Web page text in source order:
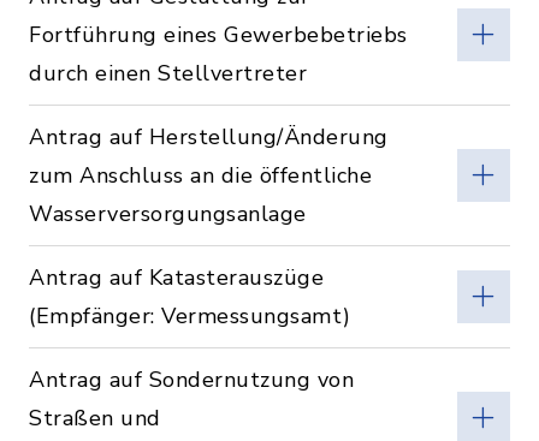
Fortführung eines Gewerbebetriebs
durch einen Stellvertreter
Antrag auf Herstellung/Änderung
zum Anschluss an die öffentliche
Wasserversorgungsanlage
Antrag auf Katasterauszüge
(Empfänger: Vermessungsamt)
Antrag auf Sondernutzung von
Straßen und